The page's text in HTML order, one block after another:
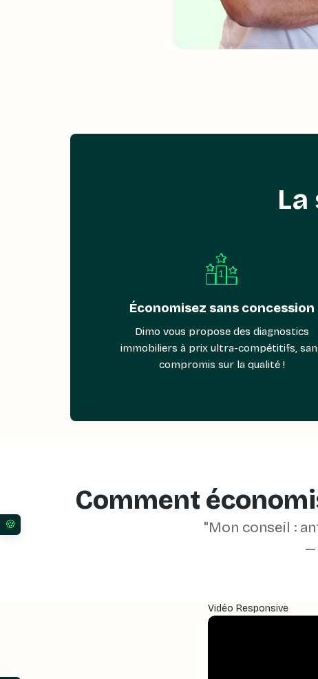
Économisez sans concession
Dimo vous propose des diagnostics
immobiliers à prix ultra-compétitifs,
compromis sur la qualité !
Comment
"Mon conseil :
—
Vidéo Responsive
Vos préférences en matière de consentement pour